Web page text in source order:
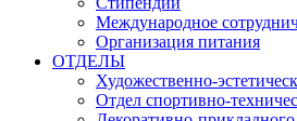
Международное
Организация питания
ОТДЕЛЫ
Художественно-
Отдел спортивно-